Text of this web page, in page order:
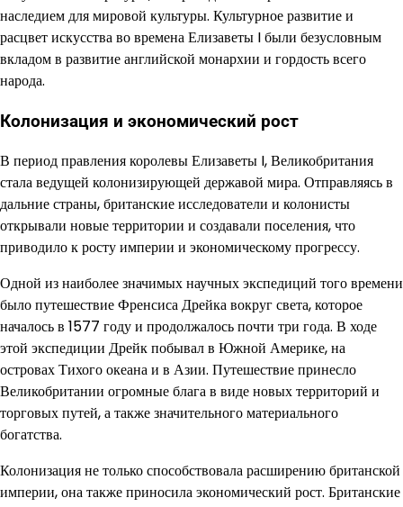
наследием для мировой культуры. Культурное развитие и
расцвет искусства во времена Елизаветы I были безусловным
вкладом в развитие английской монархии и гордость всего
народа.
Колонизация и экономический рост
В период правления королевы Елизаветы I, Великобритания
стала ведущей колонизирующей державой мира. Отправляясь в
дальние страны, британские исследователи и колонисты
открывали новые территории и создавали поселения, что
приводило к росту империи и экономическому прогрессу.
Одной из наиболее значимых научных экспедиций того времени
было путешествие Френсиса Дрейка вокруг света, которое
началось в 1577 году и продолжалось почти три года. В ходе
этой экспедиции Дрейк побывал в Южной Америке, на
островах Тихого океана и в Азии. Путешествие принесло
Великобритании огромные блага в виде новых территорий и
торговых путей, а также значительного материального
богатства.
Колонизация не только способствовала расширению британской
империи, она также приносила экономический рост. Британские